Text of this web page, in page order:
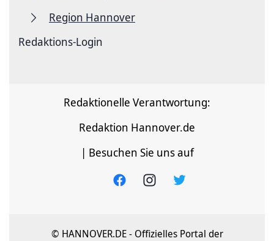
Region Hannover
Redaktions-Login
Redaktionelle Verantwortung:
Redaktion Hannover.de
| Besuchen Sie uns auf
© HANNOVER.DE - Offizielles Portal der